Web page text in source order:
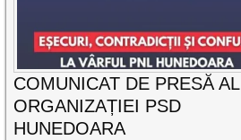
COMUNICAT DE PRESĂ AL
ORGANIZAȚIEI PSD
HUNEDOARA